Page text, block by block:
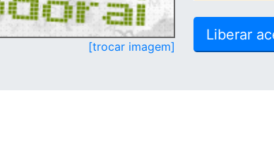
[trocar imagem]